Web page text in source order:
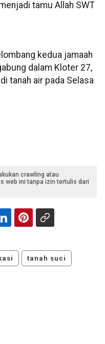
tamu Allah SWT
kedua jamaah
dalam Kloter 27,
tanah air pada Selasa
crawling atau
web ini tanpa izin tertulis dari
tanah suci